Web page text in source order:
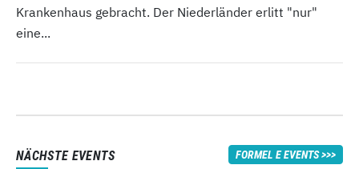
Krankenhaus gebracht. Der Niederländer erlitt "nur"
eine...
NÄCHSTE EVENTS FORMEL E EVENTS